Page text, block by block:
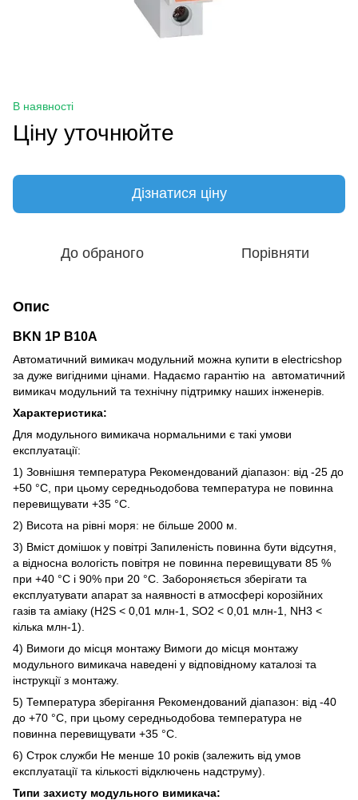
В наявності
Ціну уточнюйте
Дізнатися ціну
До обраного Порівняти
Опис
BKN 1P B10A
Автоматичний вимикач модульний можна купити в electricshop
за дуже вигідними цінами. Надаємо гарантію на автоматичний
вимикач модульний та технічну підтримку наших інженерів.
Характеристика:
Для модульного вимикача нормальними є такі умови
експлуатації:
1) Зовнішня температура Рекомендований діапазон: від -25 до
+50 °C, при цьому середньодобова температура не повинна
перевищувати +35 °C.
2) Висота на рівні моря: не більше 2000 м.
3) Вміст домішок у повітрі Запиленість повинна бути відсутня,
а відносна вологість повітря не повинна перевищувати 85 %
при +40 °C і 90% при 20 °C. Забороняється зберігати та
експлуатувати апарат за наявності в атмосфері корозійних
газів та аміаку (H2S < 0,01 млн-1, SO2 < 0,01 млн-1, NH3 <
кілька млн-1).
4) Вимоги до місця монтажу Вимоги до місця монтажу
модульного вимикача наведені у відповідному каталозі та
інструкції з монтажу.
5) Температура зберігання Рекомендований діапазон: від -40
до +70 °C, при цьому середньодобова температура не
повинна перевищувати +35 °C.
6) Строк служби Не менше 10 років (залежить від умов
експлуатації та кількості відключень надструму).
Типи захисту модульного вимикача: